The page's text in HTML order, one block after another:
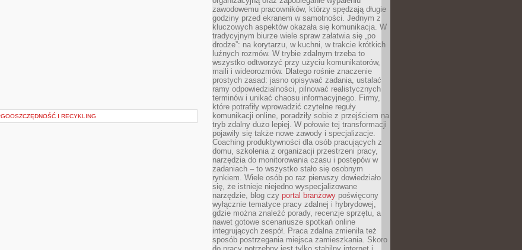
I RECYKLING
zawodowemu pracowników, którzy spędzają długie
godziny przed ekranem w samotności. Jednym z
kluczowych aspektów okazała się komunikacja. W
tradycyjnym biurze wiele spraw załatwia się „po
drodze”: na korytarzu, w kuchni, w trakcie krótkich
luźnych rozmów. W trybie zdalnym trzeba to
wszystko odtworzyć przy użyciu komunikatorów,
maili i wideorozmów. Dlatego rośnie znaczenie
prostych zasad: jasno opisywać zadania, ustalać
ramy odpowiedzialności, pilnować realistycznych
terminów i unikać chaosu informacyjnego. Firmy,
które potrafiły wprowadzić czytelne reguły
komunikacji online, poradziły sobie z przejściem na
tryb zdalny dużo lepiej. W połowie tej transformacji
pojawiły się także nowe zawody i specjalizacje.
Coaching produktywności dla osób pracujących z
domu, szkolenia z organizacji przestrzeni pracy,
narzędzia do monitorowania czasu i postępów w
zadaniach – to wszystko stało się osobnym
rynkiem. Wiele osób po raz pierwszy dowiedziało
się, że istnieje niejedno wyspecjalizowane
narzędzie, blog czy portal branżowy poświęcony
wyłącznie tematyce pracy zdalnej i hybrydowej,
gdzie można znaleźć porady, recenzje sprzętu, a
nawet gotowe scenariusze spotkań online
integrujących zespół. Praca zdalna zmieniła też
sposób postrzegania miejsca zamieszkania. Skoro